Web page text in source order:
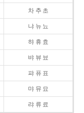
차 추 초
냐 뉴 뇨
햐 휴 효
뱌 뷰 뵤
퍄 퓨 표
먀 뮤 묘
랴 류 료